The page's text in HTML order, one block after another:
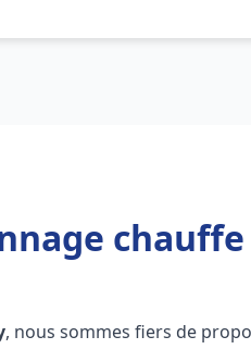
chauffe
, nous sommes fiers de